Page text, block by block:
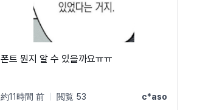
폰트 뭔지 알 수 있을까요ㅠㅠ
約11時間 前 閲覧 53 c*aso